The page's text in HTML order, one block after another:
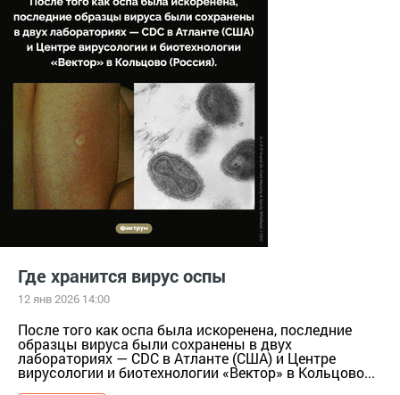
Космические аппараты
Где хранится вирус оспы
12 янв 2026 14:00
После того как оспа была искоренена, последние
образцы вируса были сохранены в двух
лабораториях — CDC в Атланте (США) и Центре
вирусологии и биотехнологии «Вектор» в Кольцово...